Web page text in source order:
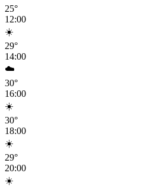
25°
12:00
☀️
29°
14:00
☁️
30°
16:00
☀️
30°
18:00
☀️
29°
20:00
☀️